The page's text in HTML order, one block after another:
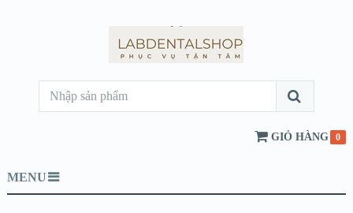
GIỎ HÀNG 0
MENU